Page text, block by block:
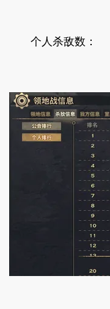
个人杀敌数：